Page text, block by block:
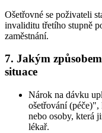
Ošetřovné se poživateli
invaliditu třetího stupně
zaměstnání.
7. Jakým
situace
Nárok na dávku
ošetřování
nebo osoby, která
lékař.